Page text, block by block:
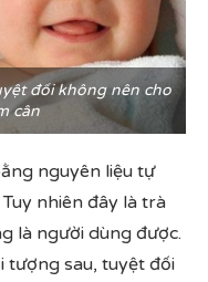
đối không nên cho
cân
nguyên liệu tự
nhiên đây là trà
là người dùng được.
tượng sau, tuyệt đối